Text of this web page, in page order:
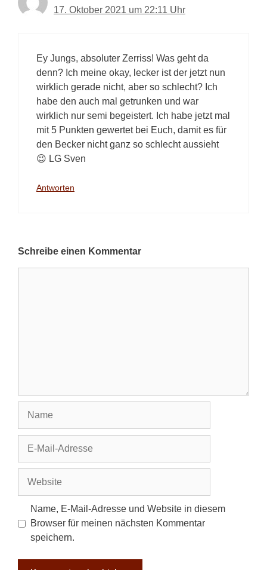
17. Oktober 2021 um 22:11 Uhr
Ey Jungs, absoluter Zerriss! Was geht da
denn? Ich meine okay, lecker ist der jetzt nun
wirklich gerade nicht, aber so schlecht? Ich
habe den auch mal getrunken und war
wirklich nur semi begeistert. Ich habe jetzt mal
mit 5 Punkten gewertet bei Euch, damit es für
den Becker nicht ganz so schlecht aussieht
😉 LG Sven
Antworten
Schreibe einen Kommentar
Adresse
Name, E-Mail-Adresse und Website in diesem
Browser für meinen nächsten Kommentar
speichern.